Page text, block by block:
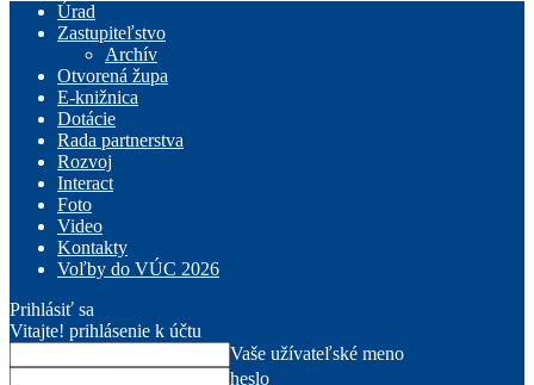
Úrad
Zastupiteľstvo
Archív
Otvorená župa
E-knižnica
Dotácie
Rada partnerstva
Rozvoj
Interact
Foto
Video
Kontakty
Voľby do VÚC 2026
Prihlásiť sa
Vitajte! prihlásenie k účtu
Vaše užívateľské meno
heslo